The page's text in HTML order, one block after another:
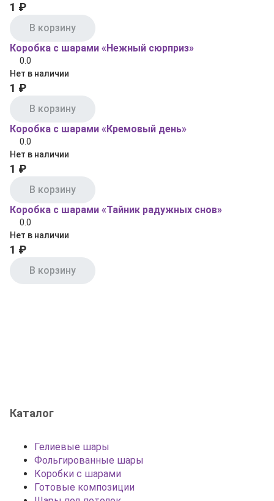
1 ₽
В корзину
Коробка с шарами «Нежный сюрприз»
0.0
Нет в наличии
1 ₽
В корзину
Коробка с шарами «Кремовый день»
0.0
Нет в наличии
1 ₽
В корзину
Коробка с шарами «Тайник радужных снов»
0.0
Нет в наличии
1 ₽
В корзину
Каталог
Гелиевые шары
Фольгированные шары
Коробки с шарами
Готовые композиции